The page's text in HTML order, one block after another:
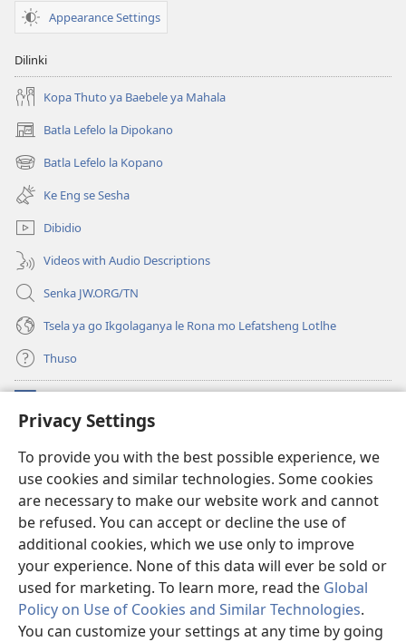
Privacy Settings
To provide you with the best possible experience, we
use cookies and similar technologies. Some cookies
are necessary to make our website work and cannot
be refused. You can accept or decline the use of
additional cookies, which we use only to improve
your experience. None of this data will ever be sold or
used for marketing. To learn more, read the Global
Policy on Use of Cookies and Similar Technologies.
You can customize your settings at any time by going
Appearance Settings
Dilinki
Kopa Thuto ya Baebele ya Mahala
Batla Lefelo la Dipokano
(e
bula
tsebe
nngwe)
Batla Lefelo la Kopano
(e
bula
tsebe
e
nngwe)
Ke Eng se Sesha
Dibidio
Videos with Audio Descriptions
Senka JW.ORG/TN
Tsela ya go Ikgolaganya le Rona mo Lefatsheng Lotlhe
Thuso
(e
bula
nngwe)
LAEBORARI YA MO INTERNET
(e
bula
tsebe
e
nngwe)
JW Hub
(e
bula
tsebe
e
nngwe)
App ya JW Library
Copyright© 2026 Watch Tower Bible and Tract Society of Pennsylvania.